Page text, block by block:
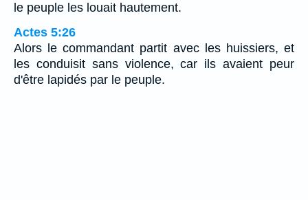
le peuple les louait hautement.
Actes 5:26
Alors le commandant partit avec les huissiers, et
les conduisit sans violence, car ils avaient peur
d'être lapidés par le peuple.